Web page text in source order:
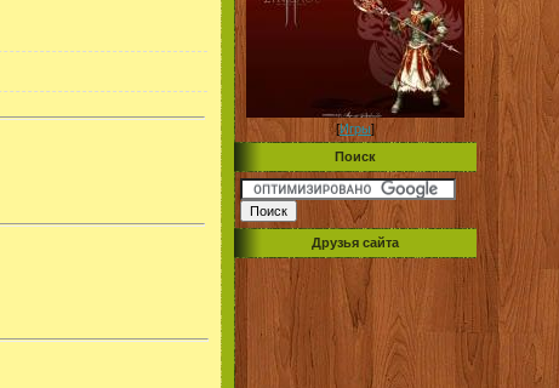
[Игры]
Поиск
Друзья сайта